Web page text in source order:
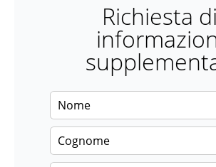
Richiesta di